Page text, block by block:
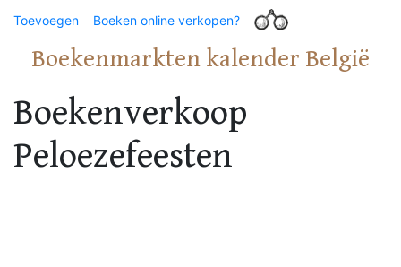
Toevoegen Boeken online verkopen?
Boekenmarkten kalender België
Boekenverkoop
Peloezefeesten